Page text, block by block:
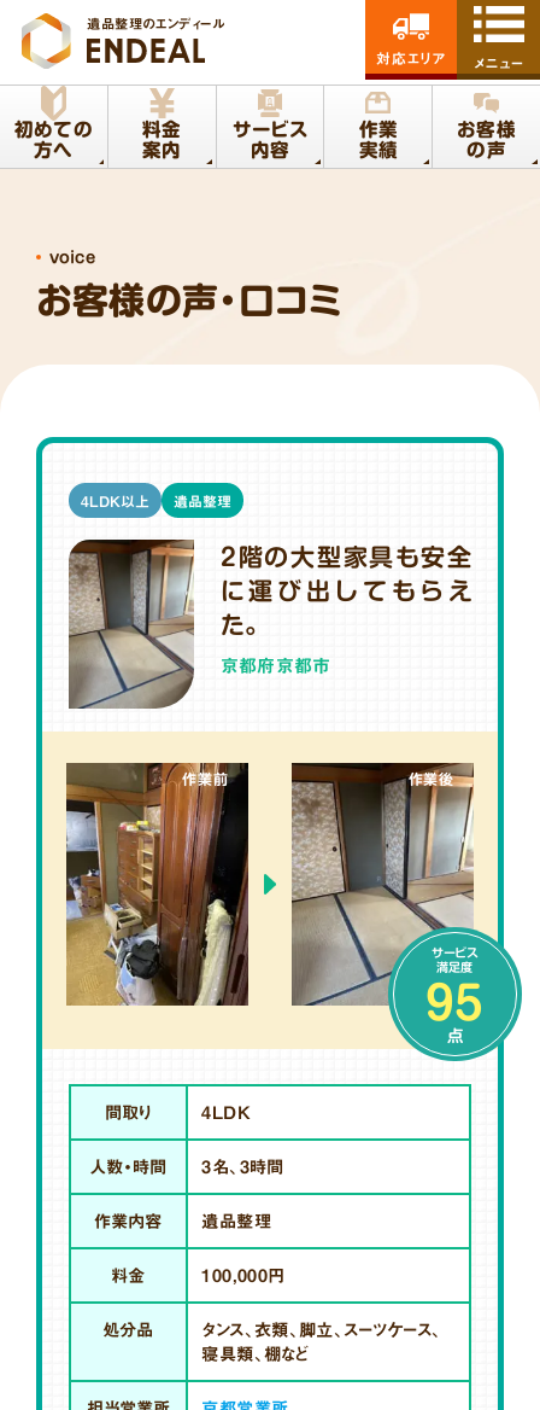
遺品整理のエンディール
初めての
方へ
料金
案内
サービス
内容
作業
実績
お客様
の声
対応エリア メニュー
お客様の声・口コミ
voice
2階の大型家具も安全
に運び出してもらえ
た。
京都府京都市
4LDK以上 遺品整理
作業前 作業後
サービス
満足度
95
点
間取り 4LDK
人数・時間 3名、3時間
作業内容 遺品整理
料金 100,000円
処分品
タンス、衣類、脚立、スーツケース、
寝具類、棚など